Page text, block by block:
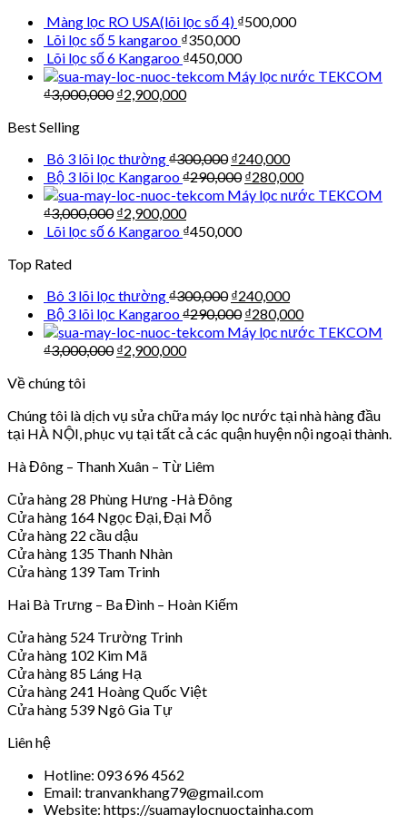
Màng lọc RO USA(lõi lọc số 4) ₫500,000
Lõi lọc số 5 kangaroo ₫350,000
Lõi lọc số 6 Kangaroo ₫450,000
Máy lọc nước TEKCOM
₫3,000,000 ₫2,900,000
Best Selling
Bô 3 lõi lọc thường₫300,000 ₫240,000
Bộ 3 lõi lọc Kangaroo₫290,000 ₫280,000
Máy lọc nước TEKCOM
₫3,000,000 ₫2,900,000
Lõi lọc số 6 Kangaroo ₫450,000
Top Rated
Bô 3 lõi lọc thường₫300,000 ₫240,000
Bộ 3 lõi lọc Kangaroo₫290,000 ₫280,000
Máy lọc nước TEKCOM
₫3,000,000 ₫2,900,000
Về chúng tôi
Chúng tôi là dịch vụ sửa chữa máy lọc nước tại nhà hàng đầu
tại HÀ NỘI, phục vụ tại tất cả các quận huyện nội ngoại thành.
Hà Đông – Thanh Xuân – Từ Liêm
Cửa hàng 28 Phùng Hưng -Hà Đông
Cửa hàng 164 Ngọc Đại, Đại Mỗ
Cửa hàng 22 cầu dậu
Cửa hàng 135 Thanh Nhàn
Cửa hàng 139 Tam Trinh
Hai Bà Trưng – Ba Đình – Hoàn Kiếm
Cửa hàng 524 Trường Trinh
Cửa hàng 102 Kim Mã
Cửa hàng 85 Láng Hạ
Cửa hàng 241 Hoàng Quốc Việt
Cửa hàng 539 Ngô Gia Tự
Liên hệ
Hotline: 093 696 4562
Email: tranvankhang79@gmail.com
Website: https://suamaylocnuoctainha.com